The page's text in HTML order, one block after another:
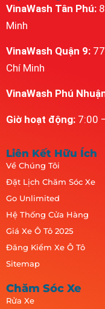
VinaWash Tân Phú:
Minh
VinaWash Quận 9:
Chí Minh
VinaWash Phú
Giờ hoạt động: 7:00
Liên Kết Hữu Ích
Về Chúng Tôi
Đặt Lịch Chăm Sóc Xe
Go Unlimited
Hệ Thống Cửa Hàng
Giá Xe Ô Tô 2025
Đăng Kiểm Xe Ô Tô
Sitemap
Chăm Sóc Xe
Rửa Xe